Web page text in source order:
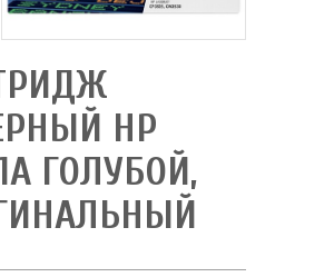
HP
ГОЛУБОЙ,